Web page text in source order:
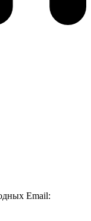
Email: